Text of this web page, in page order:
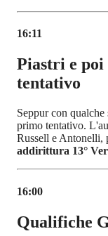
16:11
Piastri e poi
tentativo
Seppur con
primo tentativo.
Russell e Antonelli,
addirittura 13°
16:00
Qualifiche